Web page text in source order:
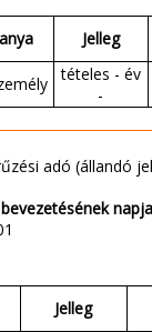
Jelleg
tételes - év
-
adó (állandó
napja
Jelleg